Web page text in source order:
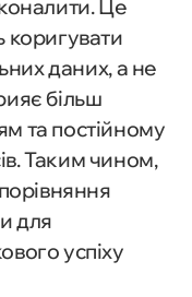
Це
коригувати
даних, а не
більш
та постійному
Таким чином,
для
успіху